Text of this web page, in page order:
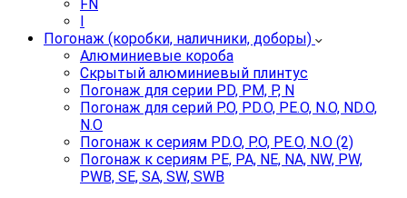
FN
I
Погонаж (коробки, наличники, доборы)
Алюминиевые короба
Скрытый алюминиевый плинтус
Погонаж для серии PD, PM, P, N
Погонаж для серий P.O, PD.O, PE.O, N.O, ND.O,
N.O
Погонаж к сериям PD.O, P.O, PE.O, N.O (2)
Погонаж к сериям PE, PA, NE, NA, NW, PW,
PWB, SE, SA, SW, SWB